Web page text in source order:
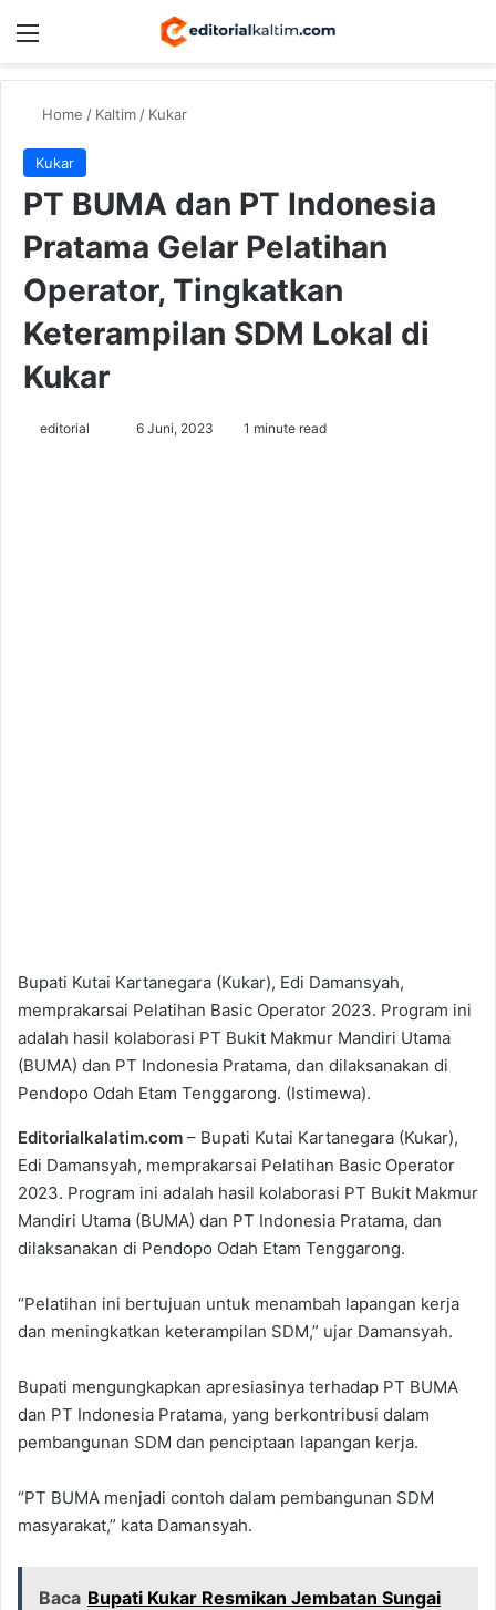
Menu
Home / Kaltim/ Kukar
Kukar
PT BUMA dan PT Indonesia
Pratama Gelar Pelatihan
Operator, Tingkatkan
Keterampilan SDM Lokal di
Kukar
editorial
Send6 Juni, 2023 1 minute read
Bupati Kutai Kartanegara (Kukar), Edi Damansyah,
memprakarsai Pelatihan Basic Operator 2023. Program ini
adalah hasil kolaborasi PT Bukit Makmur Mandiri Utama
(BUMA) dan PT Indonesia Pratama, dan dilaksanakan di
Pendopo Odah Etam Tenggarong. (Istimewa).
Editorialkalatim.com – Bupati Kutai Kartanegara (Kukar),
Edi Damansyah, memprakarsai Pelatihan Basic Operator
2023. Program ini adalah hasil kolaborasi PT Bukit Makmur
Mandiri Utama (BUMA) dan PT Indonesia Pratama, dan
dilaksanakan di Pendopo Odah Etam Tenggarong.
“Pelatihan ini bertujuan untuk menambah lapangan kerja
dan meningkatkan keterampilan SDM,” ujar Damansyah.
Bupati mengungkapkan apresiasinya terhadap PT BUMA
dan PT Indonesia Pratama, yang berkontribusi dalam
pembangunan SDM dan penciptaan lapangan kerja.
“PT BUMA menjadi contoh dalam pembangunan SDM
masyarakat,” kata Damansyah.
Baca Bupati Kukar Resmikan Jembatan Sungai